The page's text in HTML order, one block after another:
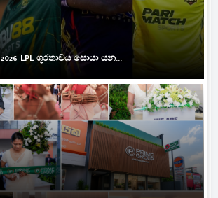
2026 LPL ශූරතාවය සොයා යන...